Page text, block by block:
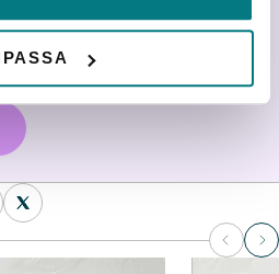
som passade?